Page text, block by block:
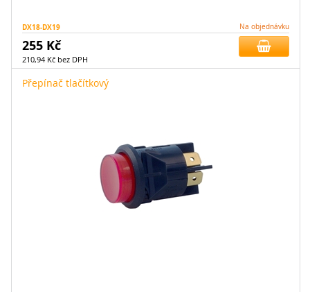
DX18-DX19 Na objednávku
255 Kč
210,94 Kč bez DPH
Přepínač tlačítkový